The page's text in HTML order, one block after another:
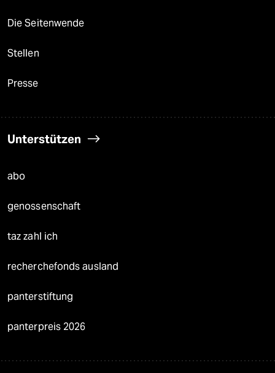
Die Seitenwende
Stellen
Presse
Unterstützen
abo
genossenschaft
taz zahl ich
recherchefonds ausland
panterstiftung
panterpreis 2026